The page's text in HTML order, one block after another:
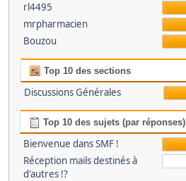
rl4495
mrpharmacien
Bouzou
Top 10 des sections
Discussions Générales
Top 10 des sujets (par réponses)
Bienvenue dans SMF !
Réception mails destinés à
d'autres !?